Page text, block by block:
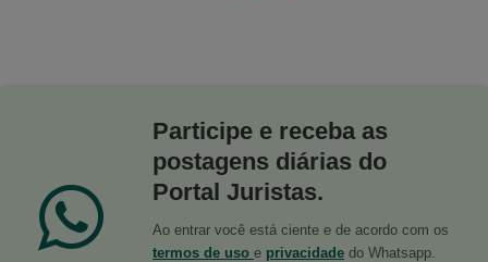
Participe e receba as
postagens diárias do
Portal Juristas.
Ao entrar você está ciente e de acordo com os
termos de uso e privacidade do Whatsapp.